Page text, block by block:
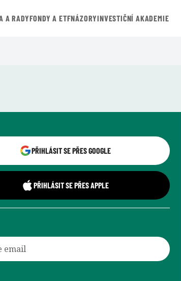
A RADYFONDY A ETFNÁZORYINVESTIČNÍ AKADEMIE
PŘIHLÁSIT SE PŘES GOOGLE
PŘIHLÁSIT SE PŘES APPLE